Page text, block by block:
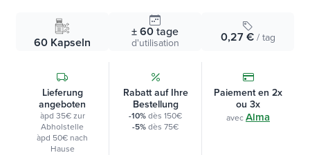
60 Kapseln
± 60tage
d'utilisation 0,27 € / tag
Lieferung
angeboten
àpd 35€ zur
Abholstelle
àpd 50€ nach
Hause
Rabatt auf Ihre
Bestellung
-10%dès 150€
-5%dès 75€
Paiement en 2x
ou 3x
avec Alma